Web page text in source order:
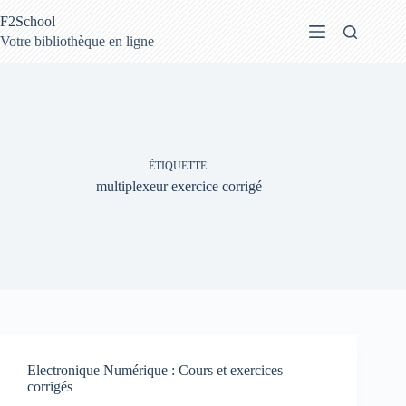
au
contenu
F2School
Votre bibliothèque en ligne
ÉTIQUETTE
multiplexeur exercice corrigé
Electronique Numérique : Cours et exercices
corrigés